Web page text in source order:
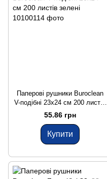
Паперові рушники Buroclean
V-подібні 23x24 см 200 листів
зелені
55.86 грн
Купити